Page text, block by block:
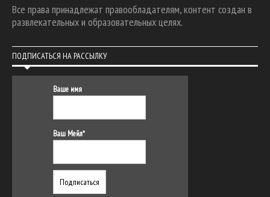
Все права принадлежат правообладателям, контент создан в
развлекательных и образовательных целях.
ПОДПИСАТЬСЯ НА РАССЫЛКУ
Ваше имя
Ваш Мейл*